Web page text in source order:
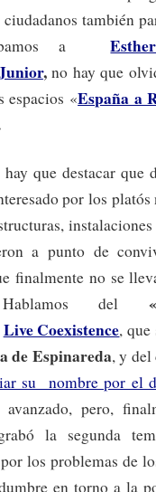
ciudadanos también
aEsther
,no hay que
espacios «España a
que destacar que
por los
a punto de
finalmente no se
del
Live Coexistence, que
de Espinareda, y
su nombre por el
pero,
la segunda
los problemas de
en torno a la